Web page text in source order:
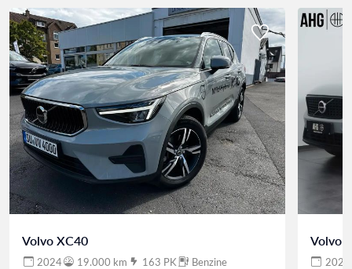
Volvo XC40
2024 19.000 km 163 PK Benzine
Volvo
2024